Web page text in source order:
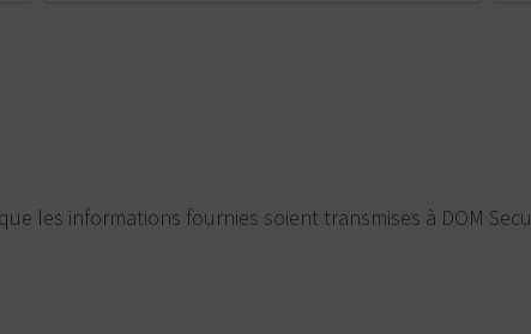
les informations fournies soient transmises à DOM